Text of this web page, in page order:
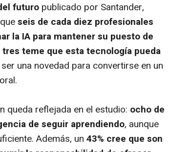
futuro publicado por Santander,
seis de cada diez profesionales
la IA para mantener su puesto de
tres teme que esta tecnología pueda
una novedad para convertirse en un
queda reflejada en el estudio: ocho de
de seguir aprendiendo, aunque
Además, un 43% cree que son